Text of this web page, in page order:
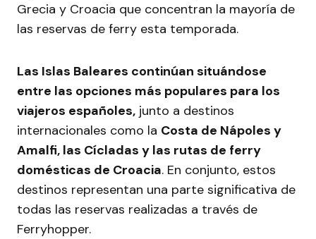
Grecia y Croacia que concentran la mayoría de
las reservas de ferry esta temporada.
Las Islas Baleares continúan situándose
entre las opciones más populares para los
viajeros españoles, junto a destinos
internacionales como la Costa de Nápoles y
Amalfi, las Cícladas y las rutas de ferry
domésticas de Croacia. En conjunto, estos
destinos representan una parte significativa de
todas las reservas realizadas a través de
Ferryhopper.